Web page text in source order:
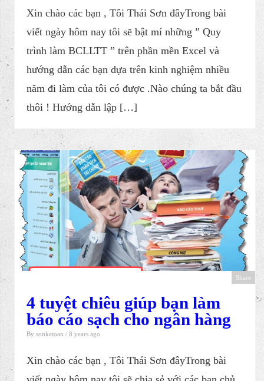
Xin chào các bạn , Tôi Thái Sơn đâyTrong bài
viết ngày hôm nay tôi sẽ bật mí những ” Q uy
trình làm BCLLT T ” trên phần mền Excel và
hướng dẫn các bạn dựa trên kinh nghiệm nhiều
năm đi làm của tôi có được .Nào chúng ta bắt đầu
thôi ! Hướng dẫn lập […]
Share
4 tuyệt chiêu giúp bạn làm
báo cáo sạch cho ngân hàng
By sonketoan / 8 years ago
Xin chào các bạn , Tôi Thái Sơn đâyTrong bài